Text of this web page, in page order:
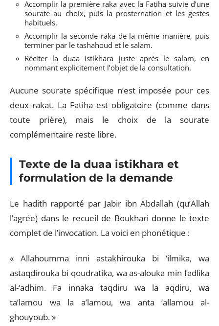
Accomplir la première raka avec la Fatiha suivie d’une
sourate au choix, puis la prosternation et les gestes
habituels.
Accomplir la seconde raka de la même manière, puis
terminer par le tashahoud et le salam.
Réciter la duaa istikhara juste après le salam, en
nommant explicitement l’objet de la consultation.
Aucune sourate spécifique n’est imposée pour ces
deux rakat. La Fatiha est obligatoire (comme dans
toute prière), mais le choix de la sourate
complémentaire reste libre.
Texte de la duaa istikhara et
formulation de la demande
Le hadith rapporté par Jabir ibn Abdallah (qu’Allah
l’agrée) dans le recueil de Boukhari donne le texte
complet de l’invocation. La voici en phonétique :
« Allahoumma inni astakhirouka bi ‘ilmika, wa
astaqdirouka bi qoudratika, wa as-alouka min fadlika
al-‘adhim. Fa innaka taqdiru wa la aqdiru, wa
ta’lamou wa la a’lamou, wa anta ‘allamou al-
ghouyoub. »